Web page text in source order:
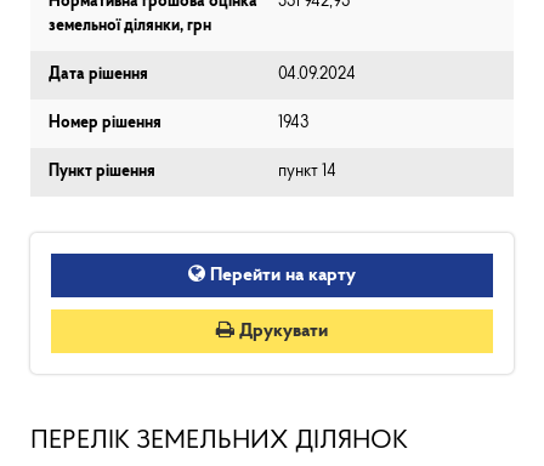
земельної ділянки, грн
Дата рішення 04.09.2024
Номер рішення 1943
Пункт рішення пункт 14
Перейти на карту
Друкувати
ПЕРЕЛІК ЗЕМЕЛЬНИХ ДІЛЯНОК